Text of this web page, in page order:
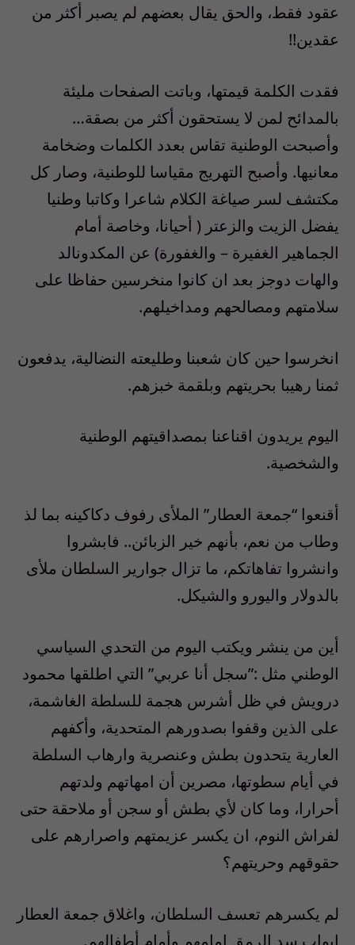
عقود فقط، والحق يقال بعضهم لم يصبر أكثر من
عقدين!!
فقدت الكلمة قيمتها، وباتت الصفحات مليئة
بالمدائح لمن لا يستحقون أكثر من بصقة…
وأصبحت الوطنية تقاس بعدد الكلمات وضخامة
معانيها. وأصبح التهريج مقياسا للوطنية، وصار كل
مكتشف لسر صياغة الكلام شاعرا وكاتبا وطنيا
يفضل الزيت والزعتر ( أحيانا، وخاصة أمام
الجماهير الغفيرة – والغفورة) عن المكدونالد
والهات دوجز بعد ان كانوا منخرسين حفاظا على
سلامتهم ومصالحهم ومداخيلهم.
انخرسوا حين كان شعبنا وطليعته النضالية، يدفعون
ثمنا رهيبا بحريتهم وبلقمة خبزهم.
اليوم يريدون اقناعنا بمصداقيتهم الوطنية
والشخصية.
أقنعوا “جمعة العطار” الملأى رفوف دكاكينه بما لذ
وطاب من نعم، بأنهم خير الزبائن.. فابشروا
وانشروا تفاهاتكم، ما تزال جوارير السلطان ملأى
بالدولار واليورو والشيكل.
أين من ينشر ويكتب اليوم من التحدي السياسي
الوطني مثل :”سجل أنا عربي” التي اطلقها محمود
درويش في ظل أشرس هجمة للسلطة الغاشمة،
على الذين وقفوا بصدورهم المتحدية، وأكفهم
العارية يتحدون بطش وعنصرية وارهاب السلطة
في أيام سطوتها، مصرين أن امهاتهم ولدتهم
أحرارا، وما كان لأي بطش أو سجن أو ملاحقة حتى
لفراش النوم، ان يكسر عزيمتهم واصرارهم على
حقوقهم وحريتهم؟
لم يكسرهم تعسف السلطان، واغلاق جمعة العطار
ابواب سد الرمق امامهم وأمام أطفالهم.